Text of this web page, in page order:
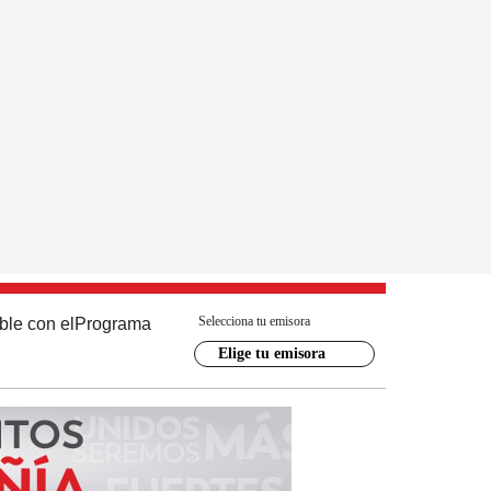
con el Programa Selecciona tu emisora
Elige tu emisora